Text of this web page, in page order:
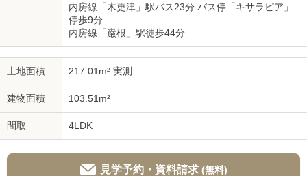
内房線「木更津」駅バス23分 バス停「キサラピア」
停歩9分
内房線「巌根」駅徒歩44分
土地面積 217.01m² 実測
建物面積 103.51m²
間取 4LDK
見学予約・資料請求 (無料)